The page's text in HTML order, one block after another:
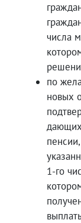
числа
по
новых
дающих
1-го